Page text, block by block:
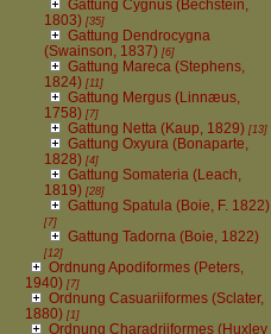
Gattung Cygnus (Bechstein,
1803)[35]
Gattung Dendrocygna
(Swainson, 1837)[6]
Gattung Mareca (Stephens,
1824)[11]
Gattung Mergus (Linnæus,
1758)[7]
Gattung Netta (Kaup, 1829)[13]
Gattung Oxyura (Bonaparte,
1828)[4]
Gattung Somateria (Leach,
1819)[28]
Gattung Spatula (Boie, F. 1822)
[7]
Gattung Tadorna (Boie, 1822)
[12]
Ordnung Apodiformes (Peters,
1940)[7]
Ordnung Casuariiformes (Sclater,
1880)[1]
Ordnung Charadriiformes (Huxley